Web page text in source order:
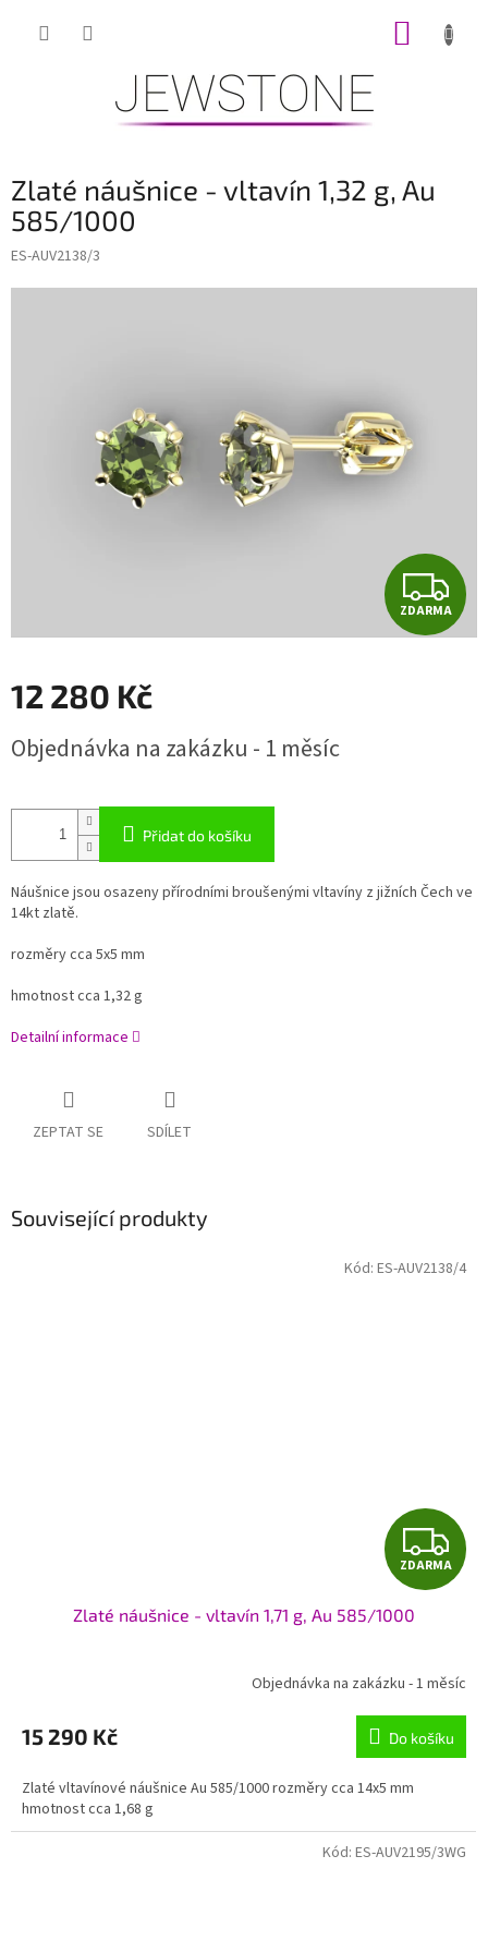
Zlaté náušnice - vltavín 1,32 g, Au
585/1000
ES-AUV2138/3
Z
D
ZDARMA
12 280 Kč
cena:
Objednávka na zakázku - 1 měsíc
Přidat do košíku
Náušnice jsou osazeny přírodními broušenými vltavíny z jižních Čech ve
14kt zlatě.
rozměry cca 5x5 mm
hmotnost cca 1,32 g
Detailní informace
ZEPTAT SE SDÍLET
Související produkty
Z
D
R
M
A
ZDARMA
Zlaté náušnice - vltavín 1,71 g, Au 585/1000
Objednávka na zakázku - 1 měsíc
15 290 Kč Do košíku
Zlaté vltavínové náušnice Au 585/1000 rozměry cca 14x5 mm
hmotnost cca 1,68 g
Kód: ES-AUV2138/4
Kód: ES-AUV2195/3WG